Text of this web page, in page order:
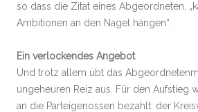
so dass die Zitat eines Abgeordneten,
Ambitionen an den Nagel hängen“.
Ein verlockendes Angebot
Und trotz allem übt das
ungeheuren Reiz aus. Für den Aufstieg
an die Parteigenossen bezahlt: der